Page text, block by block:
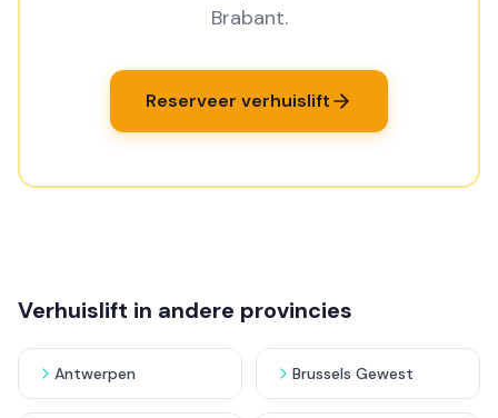
Brabant.
Reserveer verhuislift
Verhuislift in andere provincies
Antwerpen Brussels Gewest